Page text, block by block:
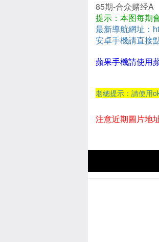
85期-合众赌经A
提示：本图每期
最新導航網址：
安卓手機請直接
蘋果手機請使用
老總提示：請使用
注意近期圖片地